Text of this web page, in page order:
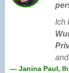
Ich
— Janina Paul,